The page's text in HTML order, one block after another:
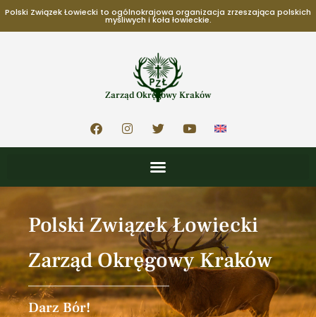
Polski Związek Łowiecki to ogólnokrajowa organizacja zrzeszająca polskich
myśliwych i koła łowieckie.
Zarząd Okręgowy Kraków
Polski Związek Łowiecki
Zarząd Okręgowy Kraków
Darz Bór!